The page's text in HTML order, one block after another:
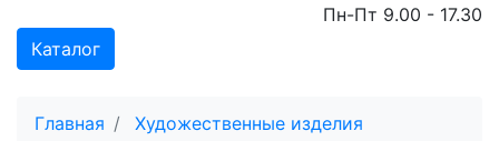
Пн-Пт 9.00 - 17.30
Каталог
Главная
Художественные изделия